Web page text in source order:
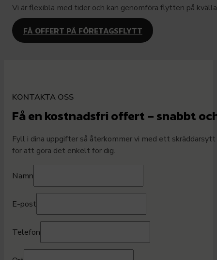
Vi är flexibla med tider och kan genomföra flytten på
FÅ OFFERT PÅ FÖRETAGSFLYTT
KONTAKTA OSS
Få en kostnadsfri offert – snabbt
Fyll i dina uppgifter så återkommer vi med ett
för att göra det enkelt för dig.
Namn
E-post
Telefon